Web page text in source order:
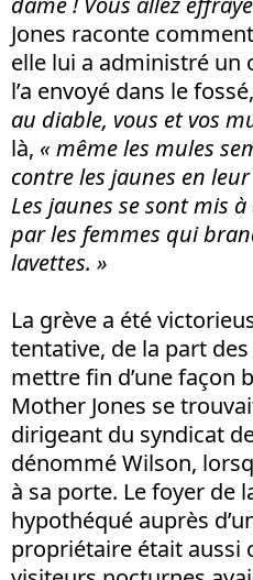
Jones raconte
elle lui a administré un
l’a envoyé dans le
au diable, vous et vos
là, « même les mules
contre les jaunes en
Les jaunes se sont mis
par les femmes qui
lavettes. »
La grève a été
tentative, de la part
mettre fin d’une façon
Mother Jones se
dirigeant du syndicat
dénommé Wilson,
à sa porte. Le foyer de
hypothéqué auprès
propriétaire était aussi